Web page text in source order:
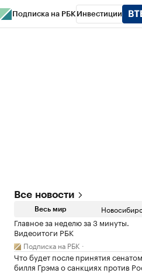
Подписка на РБК Инвестиции
Все новости
Весь мир
Главное за неделю за 3 минуты.
Видеоитоги РБК
Подписка на РБК
Что будет после принятия сенатом
билля Грэма о санкциях против